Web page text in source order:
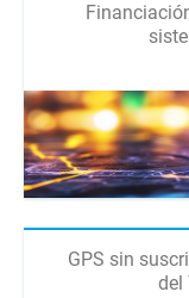
GPS sin
del